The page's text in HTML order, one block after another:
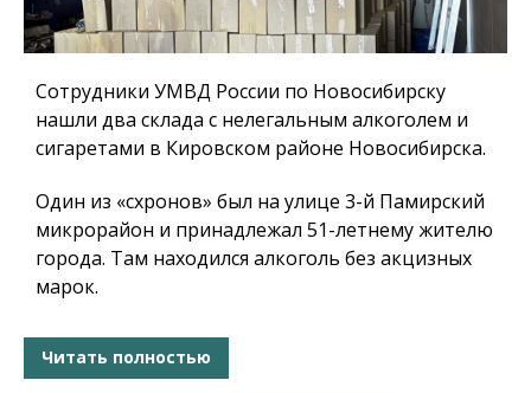
Сотрудники УМВД России по Новосибирску
нашли два склада с нелегальным алкоголем и
сигаретами в Кировском районе Новосибирска.
Один из «схронов» был на улице 3-й Памирский
микрорайон и принадлежал 51-летнему жителю
города. Там находился алкоголь без акцизных
марок.
Читать полностью